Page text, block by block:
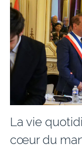
La vie
cœur du